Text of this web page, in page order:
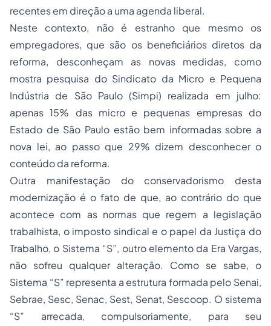
recentes em direção a uma agenda liberal.
Neste contexto, não é estranho que mesmo os
empregadores, que são os beneficiários diretos da
reforma, desconheçam as novas medidas, como
mostra pesquisa do Sindicato da Micro e Pequena
Indústria de São Paulo (Simpi) realizada em julho:
apenas 15% das micro e pequenas empresas do
Estado de São Paulo estão bem informadas sobre a
nova lei, ao passo que 29% dizem desconhecer o
conteúdo da reforma.
Outra manifestação do conservadorismo desta
modernização é o fato de que, ao contrário do que
acontece com as normas que regem a legislação
trabalhista, o imposto sindical e o papel da Justiça do
Trabalho, o Sistema “S”, outro elemento da Era Vargas,
não sofreu qualquer alteração. Como se sabe, o
Sistema “S” representa a estrutura formada pelo Senai,
Sebrae, Sesc, Senac, Sest, Senat, Sescoop. O sistema
“S” arrecada, compulsoriamente, para seu